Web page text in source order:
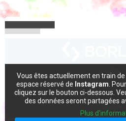
Vous êtes actuellement en train
espace réservé de Instagram .
cliquez sur le bouton ci-dessous.
des données seront partagées
Plus